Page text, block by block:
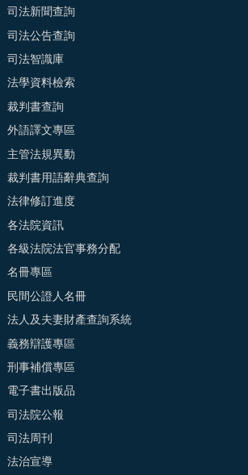
司法新聞查詢
司法公告查詢
司法智識庫
法學資料檢索
裁判書查詢
外語譯文專區
主管法規異動
裁判書用語辭典查詢
法律修訂進度
各法院資訊
各級法院法官事務分配
名冊專區
民間公證人名冊
法人及夫妻財產查詢系統
義務辯護專區
刑事補償專區
電子書出版品
司法院公報
司法周刊
法治宣導